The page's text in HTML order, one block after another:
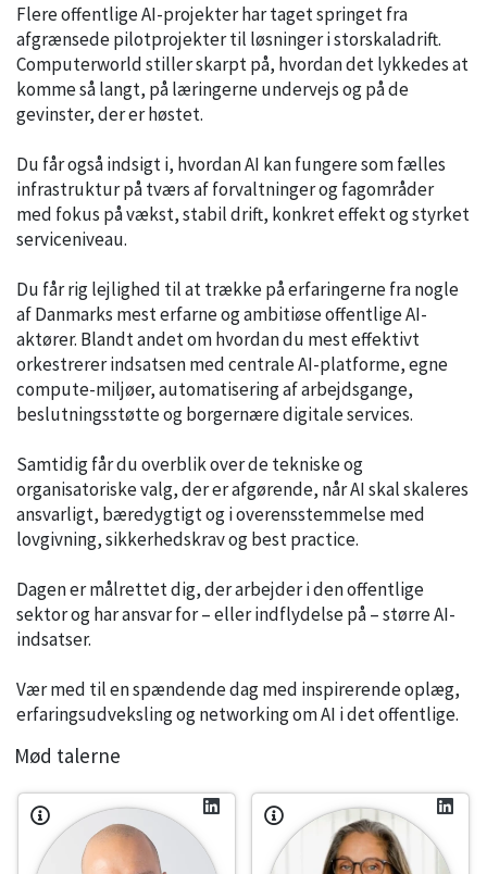
Flere offentlige AI-projekter har taget springet fra
afgrænsede pilotprojekter til løsninger i storskaladrift.
Computerworld stiller skarpt på, hvordan det lykkedes at
komme så langt, på læringerne undervejs og på de
gevinster, der er høstet.
Du får også indsigt i, hvordan AI kan fungere som fælles
infrastruktur på tværs af forvaltninger og fagområder
med fokus på vækst, stabil drift, konkret effekt og styrket
serviceniveau.
Du får rig lejlighed til at trække på erfaringerne fra nogle
af Danmarks mest erfarne og ambitiøse offentlige AI-
aktører. Blandt andet om hvordan du mest effektivt
orkestrerer indsatsen med centrale AI-platforme, egne
compute-miljøer, automatisering af arbejdsgange,
beslutningsstøtte og borgernære digitale services.
Samtidig får du overblik over de tekniske og
organisatoriske valg, der er afgørende, når AI skal skaleres
ansvarligt, bæredygtigt og i overensstemmelse med
lovgivning, sikkerhedskrav og best practice.
Dagen er målrettet dig, der arbejder i den offentlige
sektor og har ansvar for – eller indflydelse på – større AI-
indsatser.
Vær med til en spændende dag med inspirerende oplæg,
erfaringsudveksling og networking om AI i det offentlige.
Mød talerne